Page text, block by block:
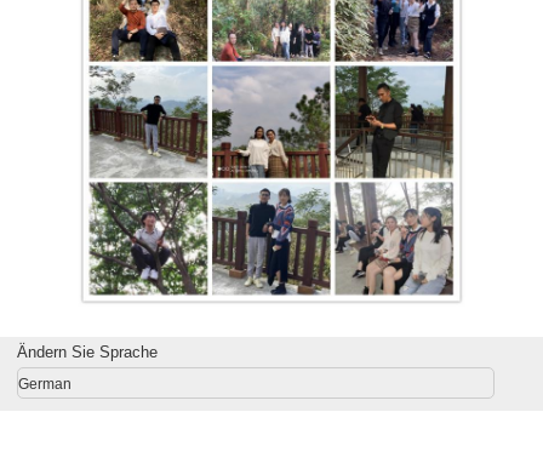
Ändern Sie Sprache
German